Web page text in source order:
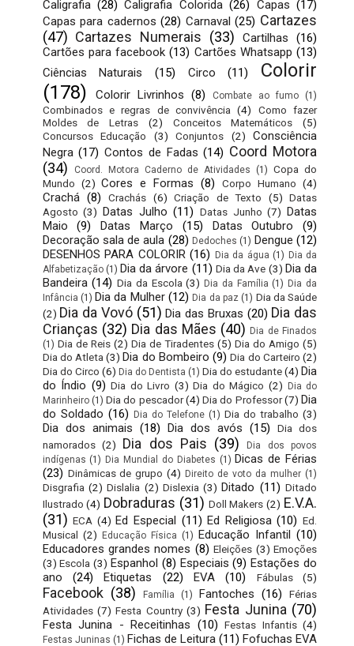
Caligrafia (28) Caligrafia Colorida (26) Capas (17)
Capas para cadernos (28) Carnaval (25) Cartazes
(47) Cartazes Numerais (33) Cartilhas
(16)
Cartões para facebook (13) Cartões Whatsapp (13)
Ciências Naturais
(15) Circo (11)
Colorir
(178)
Colorir Livrinhos (8) Combate ao fumo (1)
Combinados e regras de convivência (4)
Como fazer
Moldes de Letras
(2) Conceitos Matemáticos
(5)
Concursos Educação
(3) Conjuntos (2)
Consciência
Negra (17) Contos de Fadas (14) Coord Motora
(34)
Coord. Motora Caderno de Atividades (1) Copa do
Mundo (2) Cores e Formas (8) Corpo Humano (4)
Crachá (8) Crachás (6) Criação de Texto (5) Datas
Agosto (3) Datas Julho (11) Datas Junho (7)
Datas
Maio
(9) Datas Março (15) Datas Outubro
(9)
Decoração sala de aula (28) Dedoches (1) Dengue (12)
DESENHOS PARA COLORIR (16) Dia da água (1) Dia da
Alfabetização (1) Dia da árvore (11) Dia da Ave (3) Dia da
Bandeira (14) Dia da Escola (3) Dia da Família (1) Dia da
Infância (1) Dia da Mulher (12) Dia da paz (1) Dia da Saúde
(2) Dia da Vovó (51) Dia das Bruxas (20) Dia das
Crianças (32) Dia das Mães (40) Dia de Finados
(1) Dia de Reis (2) Dia de Tiradentes (5) Dia do Amigo (5)
Dia do Atleta (3) Dia do Bombeiro (9) Dia do Carteiro (2)
Dia do Circo (6) Dia do Dentista (1) Dia do estudante(4) Dia
do Índio (9) Dia do Livro (3) Dia do Mágico (2)
Dia do
Marinheiro (1) Dia do pescador (4) Dia do Professor (7) Dia
do Soldado (16) Dia do Telefone (1) Dia do trabalho (3)
Dia dos animais (18) Dia dos avós (15)
Dia dos
namorados (2) Dia dos Pais (39)
Dia dos povos
indígenas (1) Dia Mundial do Diabetes (1) Dicas de Férias
(23) Dinâmicas de grupo (4) Direito de voto da mulher (1)
Disgrafia (2) Dislalia (2) Dislexia (3) Ditado (11) Ditado
Ilustrado (4) Dobraduras (31) Doll Makers (2) E.V.A.
(31) ECA (4) Ed Especial (11) Ed Religiosa (10) Ed.
Musical (2) Educação Física (1) Educação Infantil
(10)
Educadores grandes nomes (8) Eleições (3) Emoções
(3) Escola (3) Espanhol (8) Especiais (9) Estações do
ano
(24) Etiquetas (22) EVA (10) Fábulas (5)
Facebook (38) Família (1) Fantoches (16)
Férias
Atividades (7) Festa Country (3) Festa Junina (70)
Festa Junina - Receitinhas (10) Festas Infantis (4)
Festas Juninas (1) Fichas de Leitura (11) Fofuchas EVA